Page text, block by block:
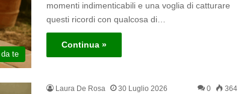
te
momenti indimenticabili e una voglia di catturare
questi ricordi con qualcosa di…
Continua »
Laura De Rosa 30 Luglio 2026 0 364